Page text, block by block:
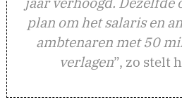
plan om het salaris en
ambtenaren met 50
verlagen”, zo stelt